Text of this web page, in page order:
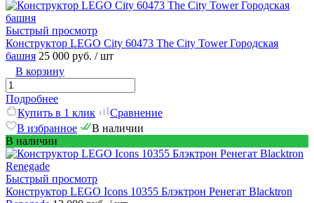
Быстрый просмотр
Конструктор LEGO City 60473 The City Tower Городская
башня 25 000 руб. / шт
В корзину
Подробнее
Купить в 1 клик
Сравнение
В избранное
В наличии
В наличии
Быстрый просмотр
Конструктор LEGO Icons 10355 Блэктрон Ренегат Blacktron